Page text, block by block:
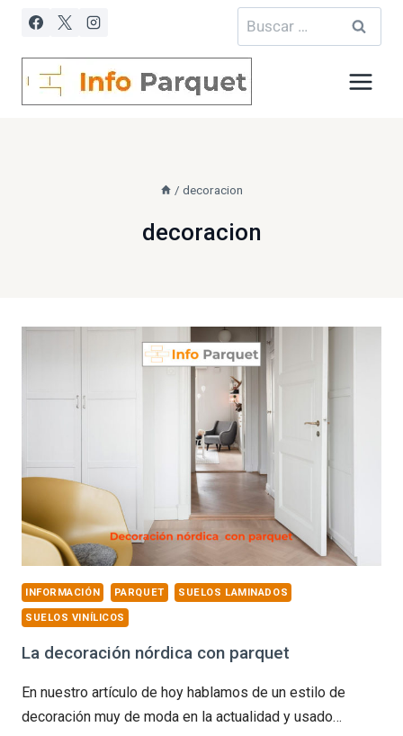
Saltar
contenido
Buscar:
/ decoracion
decoracion
INFORMACIÓN PARQUET SUELOS LAMINADOS
SUELOS VINÍLICOS
La decoración nórdica con parquet
En nuestro artículo de hoy hablamos de un estilo de
decoración muy de moda en la actualidad y usado…